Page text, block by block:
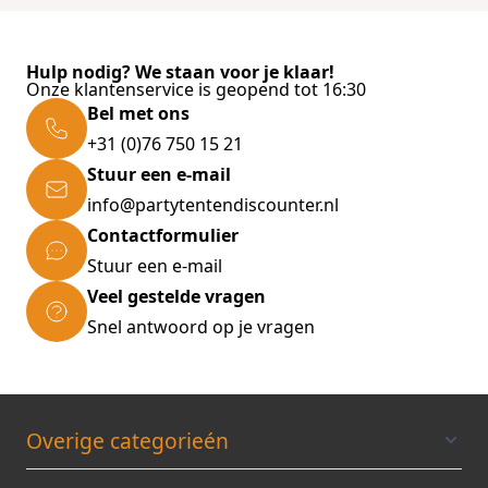
vervangende onderdeel op.
Hulp nodig? We staan voor je klaar!
Onze klantenservice is geopend tot 16:30
Bel met ons
+31 (0)76 750 15 21
Stuur een e-mail
info@partytentendiscounter.nl
Contactformulier
Stuur een e-mail
Veel gestelde vragen
Snel antwoord op je vragen
Overige categorieén